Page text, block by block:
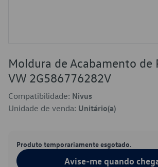
Moldura de Acabamento de
VW 2G586776282V
Compatibilidade: Nivus
Unidade de venda: Unitário(a)
Produto temporariamente esgotado.
Avise-me quando